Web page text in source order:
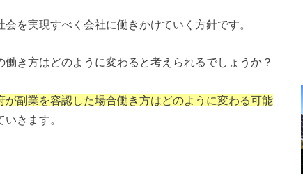
を実現すべく会社に働きかけていく方針です。
働き方はどのように変わると考えられるでしょうか？
が副業を容認した場合働き方はどのように変わる可能
きます。